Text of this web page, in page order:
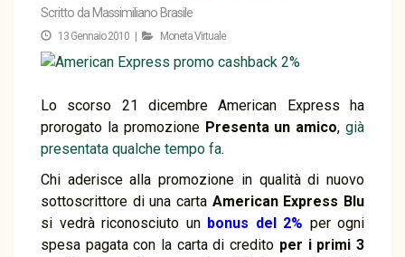
Scritto da Massimiliano Brasile
13 Gennaio 2010 | Moneta Virtuale
Lo scorso 21 dicembre American Express ha
prorogato la promozione Presenta un amico,già
presentata qualche tempo fa.
Chi aderisce alla promozione in qualità di nuovo
sottoscrittore di una carta American Express Blu
si vedrà riconosciuto un bonus del 2% per ogni
spesa pagata con la carta di credito per i primi 3